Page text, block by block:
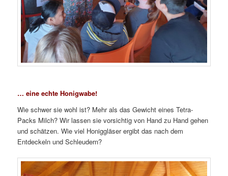
… eine echte Honigwabe!
Wie schwer sie wohl ist? Mehr als das Gewicht eines Tetra-
Packs Milch? Wir lassen sie vorsichtig von Hand zu Hand gehen
und schätzen. Wie viel Honiggläser ergibt das nach dem
Entdeckeln und Schleudern?